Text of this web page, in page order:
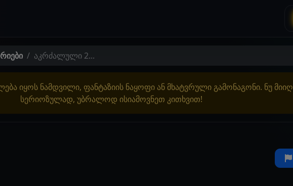
აკრძალული 2...
იყოს ნამდვილი, ფანტაზიის ნაყოფი ან მხატვრული გამონაგონი. ნუ
სერიოზულად, უბრალოდ ისიამოვნეთ კითხვით!